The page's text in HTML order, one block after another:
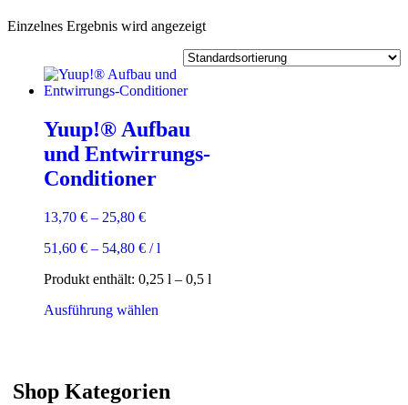
Einzelnes Ergebnis wird angezeigt
Yuup!® Aufbau
und Entwirrungs-
Conditioner
13,70 € – 25,80 €
51,60 € – 54,80 € /l
Produkt enthält: 0,25 l – 0,5 l
Ausführung wählen
auf.
Shop Kategorien